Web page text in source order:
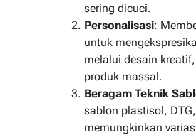
sering dicuci.
Personalisasi:
untuk
melalui desain
produk massal.
Beragam Teknik
sablon plastisol,
memungkinkan